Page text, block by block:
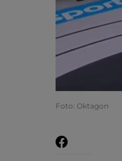
Foto: Oktagon